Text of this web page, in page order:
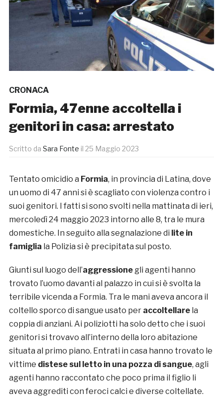
CRONACA
Formia, 47enne accoltella i
genitori in casa: arrestato
Scritto da Sara Fonte il 25 Maggio 2023
Tentato omicidio a Formia, in provincia di Latina, dove
un uomo di 47 anni si è scagliato con violenza contro i
suoi genitori. I fatti si sono svolti nella mattinata di ieri,
mercoledì 24 maggio 2023 intorno alle 8, tra le mura
domestiche. In seguito alla segnalazione di lite in
famiglia la Polizia si è precipitata sul posto.
Giunti sul luogo dell’aggressione gli agenti hanno
trovato l’uomo davanti al palazzo in cui si è svolta la
terribile vicenda a Formia. Tra le mani aveva ancora il
coltello sporco di sangue usato per accoltellare la
coppia di anziani. Ai poliziotti ha solo detto che i suoi
genitori si trovavo all’interno della loro abitazione
situata al primo piano. Entrati in casa hanno trovato le
vittime distese sul letto in una pozza di sangue, agli
agenti hanno raccontato che poco prima il figlio li
aveva aggrediti con feroci calci e diverse coltellate.